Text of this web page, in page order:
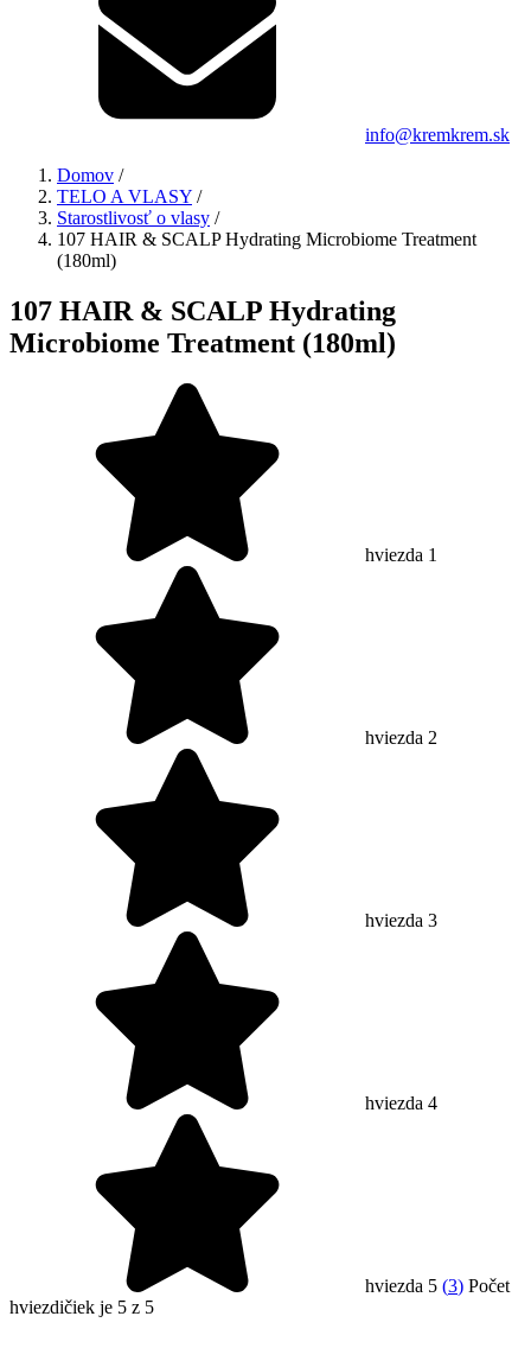
info@kremkrem.sk
Domov /
TELO A VLASY /
Starostlivosť o vlasy /
107 HAIR & SCALP Hydrating Microbiome Treatment
(180ml)
107 HAIR & SCALP Hydrating
Microbiome Treatment (180ml)
hviezda 1
hviezda 2
hviezda 3
hviezda 4
hviezda 5 (3) Počet
hviezdičiek je 5 z 5